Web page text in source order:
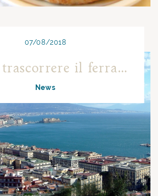
07/08/2018
Come trascorrere il ferragosto a Napoli.
News